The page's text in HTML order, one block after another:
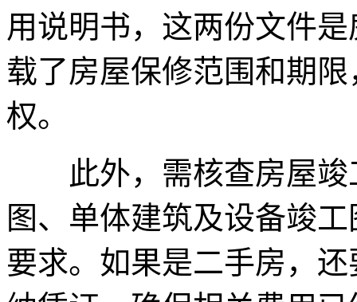
用说明书，这两份文件
载了房屋保修范围和期
权。
此外，需核查房屋竣
图、单体建筑及设备竣
要求。如果是二手房，